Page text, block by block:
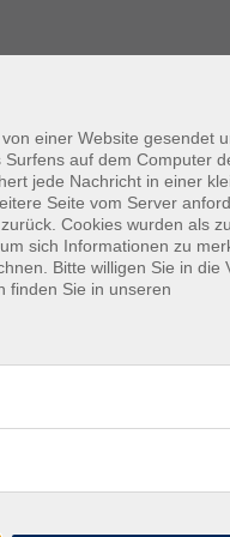
einer Website gesendet
auf dem Computer
jede Nachricht in einer
Seite vom Server
Cookies wurden als
sich Informationen zu
Bitte willigen Sie in die
finden Sie in unseren